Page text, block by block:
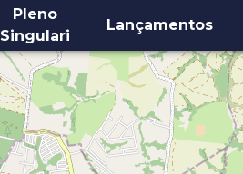
Pleno
Singulari
Lançamentos